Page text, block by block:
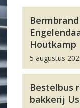
Houtkamp
5 augustus
Bestelbus
bakkerij